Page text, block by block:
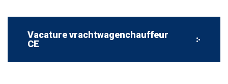
Vacature vrachtwagenchauffeur
CE